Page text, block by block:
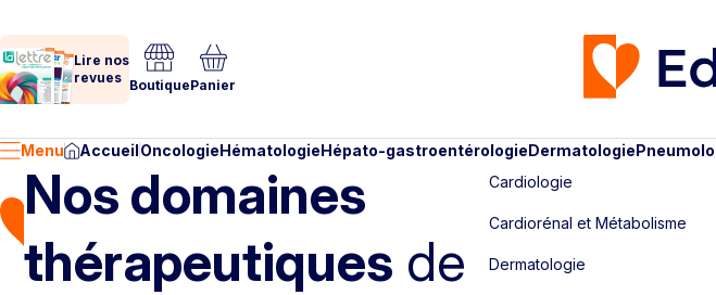
Lire nos
revues BoutiquePanier
Menu AccueilOncologieHématologieHépato-gastroentérologieDermatologie
Nos domaines
thérapeutiques de
Cardiologie
Cardiorénal et Métabolisme
Dermatologie